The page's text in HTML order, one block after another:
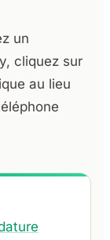
un
cliquez sur
au lieu